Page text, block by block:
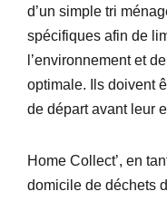
d’un simple tri
spécifiques afin de
l’environnement et
optimale. Ils doivent
de départ avant leur
Home Collect’, en
domicile de déchets